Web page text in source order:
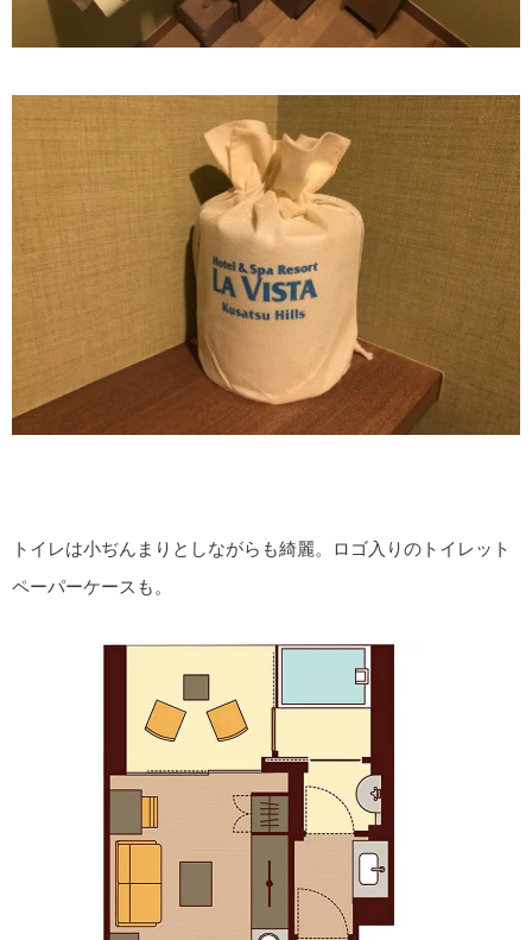
トイレは小ぢんまりとしながらも綺麗。ロゴ入りのトイレット
ペーパーケースも。